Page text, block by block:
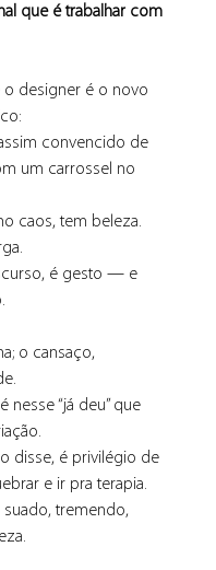
que é trabalhar com
o designer é o novo
convencido de
um carrossel no
caos, tem beleza.
é gesto — e
o cansaço,
nesse “já deu” que
disse, é privilégio de
e ir pra terapia.
tremendo,